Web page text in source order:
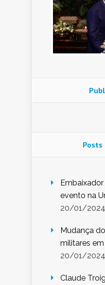
Posts
evento na
20/01/2024
Mudança
militares
20/01/2024
Claude